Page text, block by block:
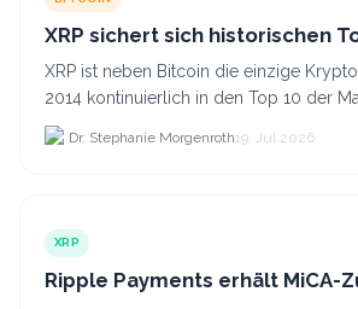
XRP sichert sich historischen
XRP ist neben Bitcoin die einzige
2014 kontinuierlich in den Top 10 der
verblieb.
Dr. Stephanie Morgenroth19. Jul 2026
XRP
Ripple Payments erhält MiCA-